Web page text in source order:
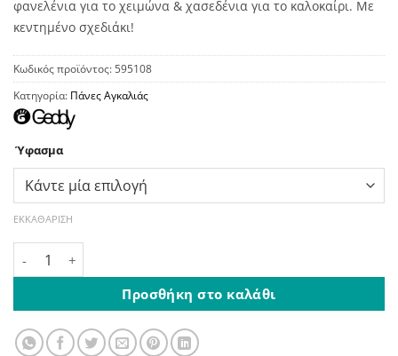
€7,00
φανελένια για το χειμώνα & χασεδένια για το καλοκαίρι. Με
κεντημένο σχεδιάκι!
Κωδικός προϊόντος: 595108
Κατηγορία: Πάνες Αγκαλιάς
Ύφασμα
ΕΚΚΑΘΆΡΙΣΗ
Πάνα Λευκή Με Καρό Ρέλι & Κέντημα Κίτρινο Φανέλα ή
Προσθήκη στο καλάθι